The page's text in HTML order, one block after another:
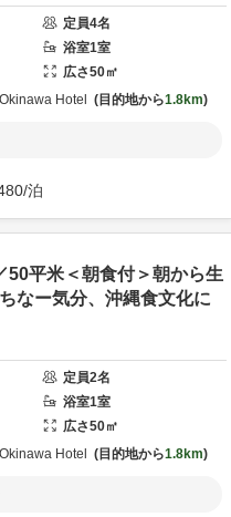
定員4名
浴室1室
広さ50㎡
Okinawa Hotel 目的地から1.8km
/泊
50平米＜朝食付＞朝から生
なー気分、沖縄食文化に
定員2名
浴室1室
広さ50㎡
Okinawa Hotel 目的地から1.8km